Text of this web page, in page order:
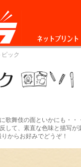
ネットプリント
ピック
に歌舞伎の面といかにも・
して、素直な色味と描写が
からお好みでどうぞ！